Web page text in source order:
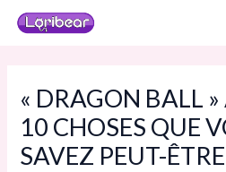
Aller
« DRAGON BALL
10 CHOSES QUE
SAVEZ PEUT-
Navigation
des